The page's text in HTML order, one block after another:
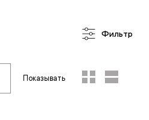
Фильтр
Показывать